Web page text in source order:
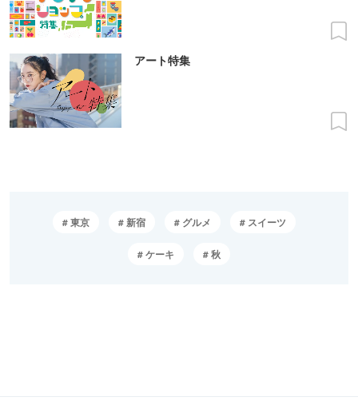
アート特集
東京 新宿 グルメ スイーツ
ケーキ 秋